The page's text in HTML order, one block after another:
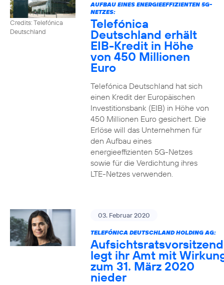
Credits: Telefónica
Deutschland
AUFBAU EINES ENERGIEEFFIZIENTEN 5G-
NETZES:
Telefónica
Deutschland erhält
EIB-Kredit in Höhe
von 450 Millionen
Euro
Telefónica Deutschland hat sich
einen Kredit der Europäischen
Investitionsbank (EIB) in Höhe von
450 Millionen Euro gesichert. Die
Erlöse will das Unternehmen für
den Aufbau eines
energieeffizienten 5G-Netzes
sowie für die Verdichtung ihres
LTE-Netzes verwenden.
03. Februar 2020
TELEFÓNICA DEUTSCHLAND HOLDING AG:
legt ihr Amt mit
zum 31. März 2020
nieder